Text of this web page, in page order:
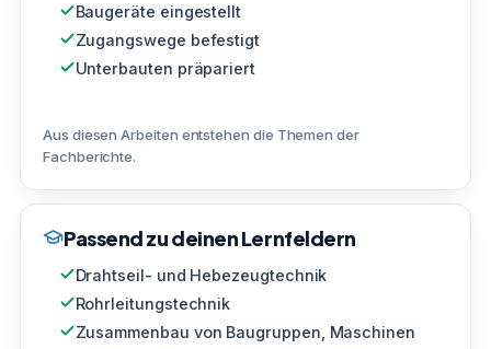
Baugeräte eingestellt
Zugangswege befestigt
Unterbauten präpariert
Aus diesen Arbeiten entstehen die Themen der
Fachberichte.
Passend zu deinen Lernfeldern
Drahtseil- und Hebezeugtechnik
Rohrleitungstechnik
Zusammenbau von Baugruppen, Maschinen